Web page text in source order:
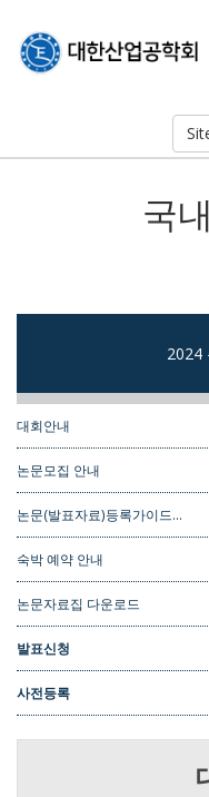
국
2024
대회안내
논문모집 안내
논문(발표자료)등록가이드…
숙박 예약 안내
논문자료집 다운로드
발표신청
사전등록